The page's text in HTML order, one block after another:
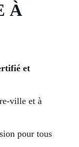
À
et
ville et à
pour tous